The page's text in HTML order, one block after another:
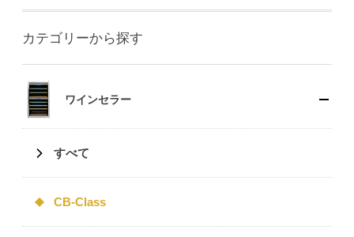
カテゴリーから探す
ワインセラー
すべて
CB-Class